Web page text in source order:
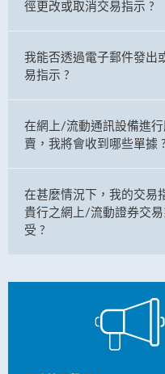
徑更改或取消交易指示 ?
我能否透過電子郵件發出
易指示 ?
在網上/流動通訊設備進行
賣，我將會收到哪些單據 ?
在甚麼情況下，我的交易
貴行之網上/流動證券交
受 ?